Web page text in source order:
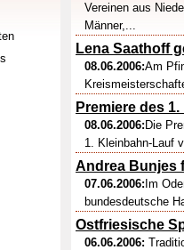
Vereinen aus
Männer,...
Lena Saathoff
08.06.2006:Am
Premiere des
08.06.2006: Die
1. Kleinbahn-Lauf
Andrea Bunjes
07.06.2006: Im
bundesdeutsche
Ostfriesische
06.06.2006: